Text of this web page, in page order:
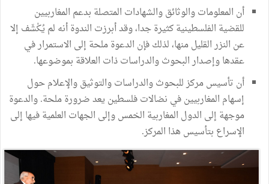
أن المعلومات والوثائق والشهادات المتصلة بدعم المغاربيين
للقضية الفلسطينية كثيرة جدا، وقد أبرزت الندوة أنه لم يُكْشَف إلا
عن النزر القليل منها، لذلك فإن الدعوة ملحة إلى الاستمرار في
عقدها وإصدار البحوث والدراسات ذات العلاقة بموضوعها.
أن تأسيس مركز للبحوث والدراسات والتوثيق والإعلام حول
إسهام المغاربيين في نضالات فلسطين يعد ضرورة ملحة. والدعوة
موجهة إلى الدول المغاربية الخمس وإلى الجهات العلمية فيها إلى
الإسراع بتأسيس هذا المركز.